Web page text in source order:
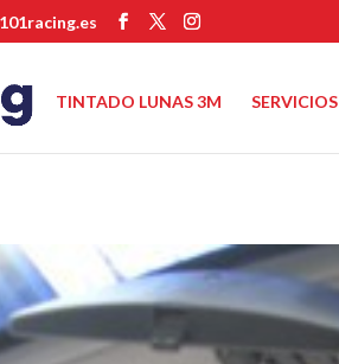
TINTADO LUNAS 3M SERVICIOS